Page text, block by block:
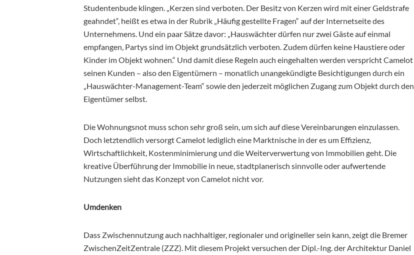
Studentenbude klingen. „Kerzen sind verboten. Der Besitz von Kerzen wird mit einer Geldstrafe
geahndet“, heißt es etwa in der Rubrik „Häufig gestellte Fragen“ auf der Internetseite des
Unternehmens. Und ein paar Sätze davor: „Hauswächter dürfen nur zwei Gäste auf einmal
empfangen, Partys sind im Objekt grundsätzlich verboten. Zudem dürfen keine Haustiere oder
Kinder im Objekt wohnen.“ Und damit diese Regeln auch eingehalten werden verspricht Camelot
seinen Kunden – also den Eigentümern – monatlich unangekündigte Besichtigungen durch ein
„Hauswächter-Management-Team“ sowie den jederzeit möglichen Zugang zum Objekt durch den
Eigentümer selbst.
Die Wohnungsnot muss schon sehr groß sein, um sich auf diese Vereinbarungen einzulassen.
Doch letztendlich versorgt Camelot lediglich eine Marktnische in der es um Effizienz,
Wirtschaftlichkeit, Kostenminimierung und die Weiterverwertung von Immobilien geht. Die
kreative Überführung der Immobilie in neue, stadtplanerisch sinnvolle oder aufwertende
Nutzungen sieht das Konzept von Camelot nicht vor.
Umdenken
Dass Zwischennutzung auch nachhaltiger, regionaler und origineller sein kann, zeigt die Bremer
ZwischenZeitZentrale (ZZZ). Mit diesem Projekt versuchen der Dipl.-Ing. der Architektur Daniel